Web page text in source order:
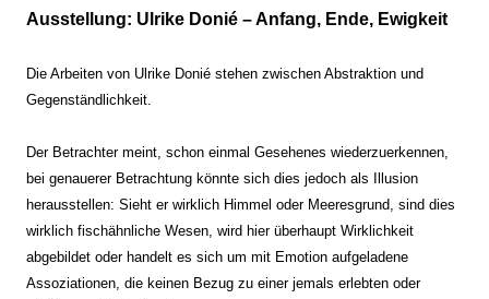
Ausstellung: Ulrike Donié – Anfang, Ende, Ewigkeit
Die Arbeiten von Ulrike Donié stehen zwischen Abstraktion und
Gegenständlichkeit.
Der Betrachter meint, schon einmal Gesehenes wiederzuerkennen,
bei genauerer Betrachtung könnte sich dies jedoch als Illusion
herausstellen: Sieht er wirklich Himmel oder Meeresgrund, sind dies
wirklich fischähnliche Wesen, wird hier überhaupt Wirklichkeit
abgebildet oder handelt es sich um mit Emotion aufgeladene
Assoziationen, die keinen Bezug zu einer jemals erlebten oder